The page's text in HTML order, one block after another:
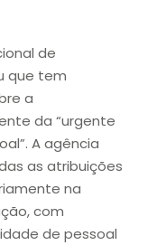
de
que tem
a
da “urgente
A agência
as atribuições
na
com
de pessoal